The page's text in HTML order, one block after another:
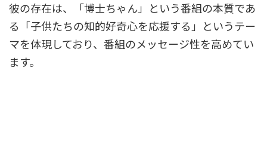
彼の存在は、「博士ちゃん」という番組の本質であ
る「子供たちの知的好奇心を応援する」というテー
マを体現しており、番組のメッセージ性を高めてい
ます。